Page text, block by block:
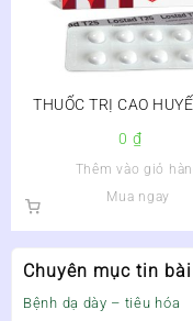
Chuyên mục tin bài
Bệnh dạ dày – tiêu hóa
THUỐC TRỊ CAO
0 ₫
Thêm vào giỏ
Mua ngay